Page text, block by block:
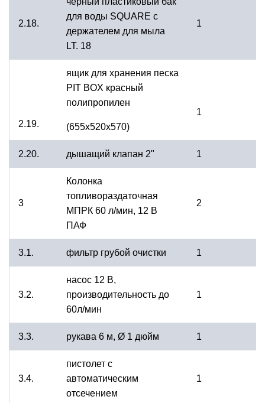
2.18.
для воды SQUARE с
держателем для мыла
LT. 18
1
2.19.
ящик для хранения песка
PIT BOX красный
полипропилен
(655х520х570)
1
2.20. дышащий клапан 2" 1
3
Колонка
топливораздаточная
МПРК 60 л/мин, 12 В
ПАФ
2
3.1. фильтр грубой очистки 1
3.2.
насос 12 В,
производительность до
60л/мин
1
3.3. рукава 6 м, Ø 1 дюйм 1
3.4.
пистолет с
автоматическим
отсечением
1